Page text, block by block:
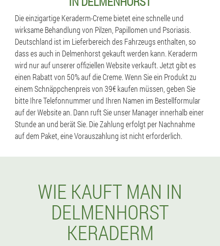
Die einzigartige Keraderm-Creme bietet eine schnelle und
wirksame Behandlung von Pilzen, Papillomen und Psoriasis.
Deutschland ist im Lieferbereich des Fahrzeugs enthalten, so
dass es auch in Delmenhorst gekauft werden kann. Keraderm
wird nur auf unserer offiziellen Website verkauft. Jetzt gibt es
einen Rabatt von 50% auf die Creme. Wenn Sie ein Produkt zu
einem Schnäppchenpreis von 39€ kaufen müssen, geben Sie
bitte Ihre Telefonnummer und Ihren Namen im Bestellformular
auf der Website an. Dann ruft Sie unser Manager innerhalb einer
Stunde an und berät Sie. Die Zahlung erfolgt per Nachnahme
auf dem Paket, eine Vorauszahlung ist nicht erforderlich.
WIE KAUFT MAN IN
DELMENHORST
KERADERM